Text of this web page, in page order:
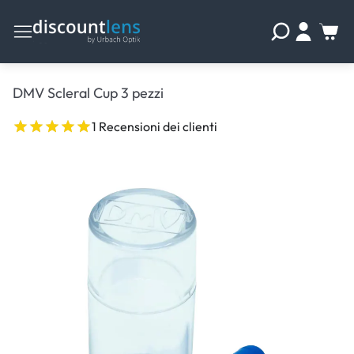
DMV Scleral Cup 3 pezzi
1 Recensioni dei clienti